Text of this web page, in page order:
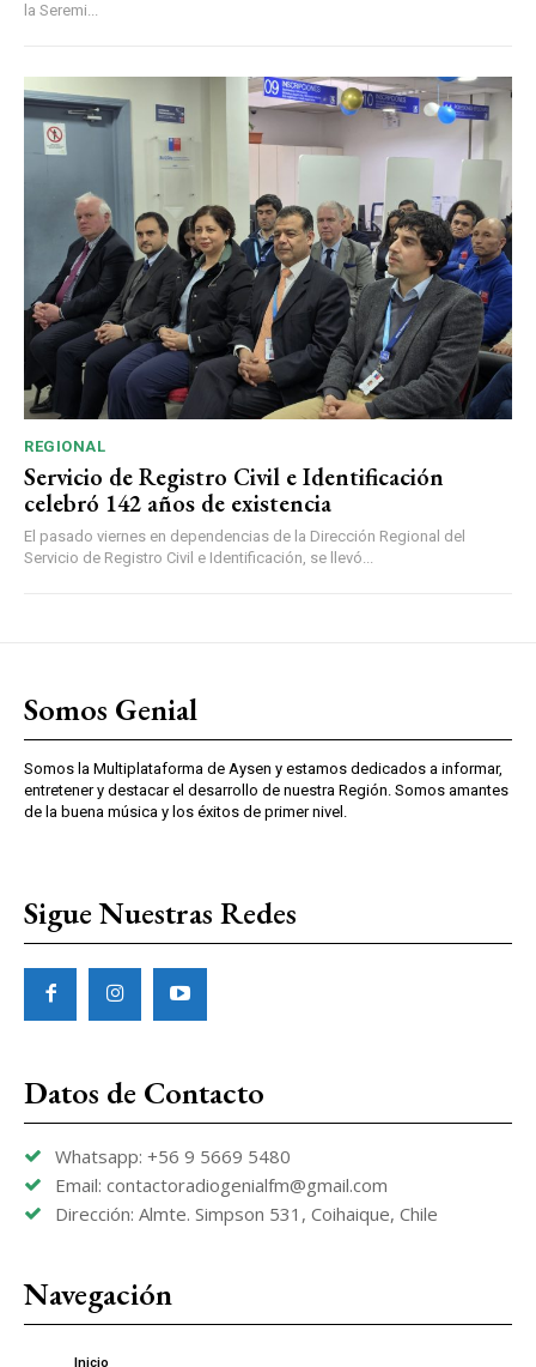
la Seremi...
REGIONAL
Servicio de Registro Civil e Identificación
celebró 142 años de existencia
El pasado viernes en dependencias de la Dirección Regional del
Servicio de Registro Civil e Identificación, se llevó...
Somos Genial
Somos la Multiplataforma de Aysen y estamos dedicados a informar,
entretener y destacar el desarrollo de nuestra Región. Somos amantes
de la buena música y los éxitos de primer nivel.
Sigue Nuestras Redes
Datos de Contacto
Whatsapp: +56 9 5669 5480
Email: contactoradiogenialfm@gmail.com
Dirección: Almte. Simpson 531, Coihaique, Chile
Navegación
Inicio